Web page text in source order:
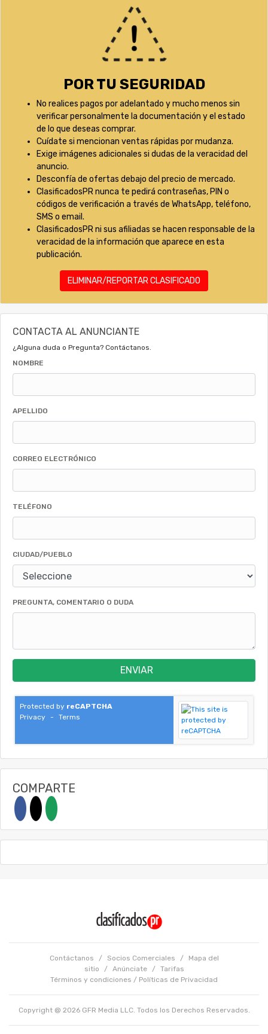
POR TU SEGURIDAD
No realices pagos por adelantado y mucho menos sin
verificar personalmente la documentación y el estado
de lo que deseas comprar.
Cuídate si mencionan ventas rápidas por mudanza.
Exige imágenes adicionales si dudas de la veracidad del
anuncio.
Desconfía de ofertas debajo del precio de mercado.
ClasificadosPR nunca te pedirá contraseñas, PIN o
códigos de verificación a través de WhatsApp, teléfono,
SMS o email.
ClasificadosPR ni sus afiliadas se hacen responsable de la
veracidad de la información que aparece en esta
publicación.
ELIMINAR/REPORTAR CLASIFICADO
CONTACTA AL ANUNCIANTE
¿Alguna duda o Pregunta? Contáctanos.
NOMBRE
APELLIDO
CORREO ELECTRÓNICO
TELÉFONO
CIUDAD/PUEBLO
PREGUNTA, COMENTARIO O DUDA
ENVIAR
Protected by reCAPTCHA
Privacy
- Terms
COMPARTE
Contáctanos / Socios Comerciales /
Mapa del
sitio
/ Anúnciate /
Tarifas
Términos y condiciones / Políticas de Privacidad
Copyright @ 2026 GFR Media LLC. Todos los Derechos Reservados.